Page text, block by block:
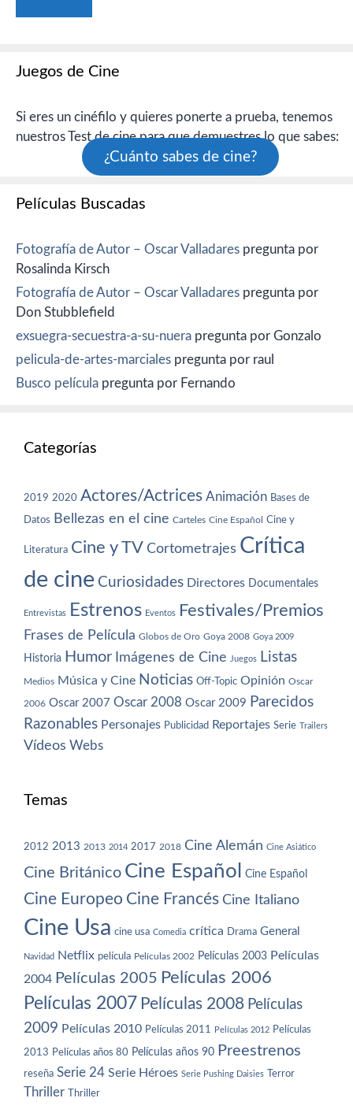
Juegos de Cine
Si eres un cinéfilo y quieres ponerte a prueba, tenemos
nuestros Test de cine para que demuestres lo que sabes:
¿Cuánto sabes de cine?
Películas Buscadas
Fotografía de Autor – Oscar Valladares pregunta por
Rosalinda Kirsch
Fotografía de Autor – Oscar Valladares pregunta por
Don Stubblefield
exsuegra-secuestra-a-su-nuera pregunta por Gonzalo
pelicula-de-artes-marciales pregunta por raul
Busco película pregunta por Fernando
Categorías
2019 2020 Actores/Actrices Animación Bases de
Datos Bellezas en el cine Carteles Cine Español Cine y
Literatura Cine y TV Cortometrajes Crítica
de cine Curiosidades Directores Documentales
Entrevistas Estrenos Eventos Festivales/Premios
Frases de Película Globos de Oro Goya 2008 Goya 2009
Historia Humor Imágenes de Cine Juegos Listas
Medios Música y Cine Noticias Off-Topic Opinión Oscar
2006 Oscar 2007 Oscar 2008 Oscar 2009 Parecidos
Razonables Personajes Publicidad Reportajes Serie Trailers
Vídeos Webs
Temas
2012 2013 2013 2014 2017 2018 Cine Alemán Cine Asiático
Cine Británico Cine Español Cine Español
Cine Europeo Cine Francés Cine Italiano
Cine Usa cine usa Comedia crítica Drama General
Navidad Netflix película Películas 2002 Películas 2003 Películas
2004 Películas 2005 Películas 2006
Películas 2007 Películas 2008 Películas
2009 Películas 2010 Películas 2011 Películas 2012 Películas
2013 Películas años 80 Películas años 90 Preestrenos
reseña Serie 24 Serie Héroes Serie Pushing Daisies Terror
Thriller Thriller